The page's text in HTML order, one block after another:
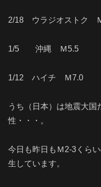
2/18 ウラジオストク
1/5 沖縄 Ｍ5.5
1/12 ハイチ Ｍ7.0
うち（日本）は地震大
性・・・。
今日も昨日もＭ2-3くら
生しています。